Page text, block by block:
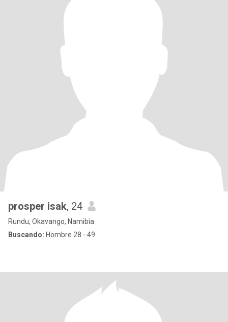
prosper isak, 24
Rundu, Okavango, Namibia
Buscando: Hombre 28 - 49